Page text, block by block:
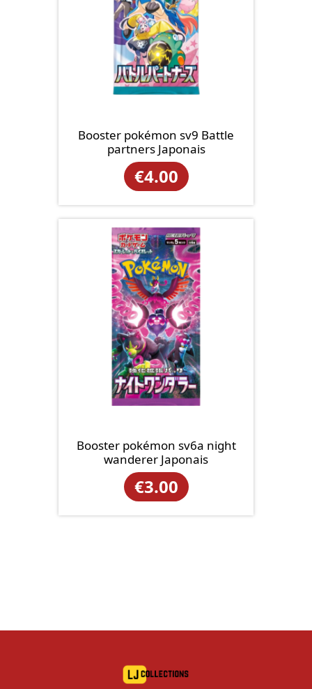
Booster pokémon sv9 Battle
partners Japonais
€4.00
Booster pokémon sv6a night
wanderer Japonais
€3.00